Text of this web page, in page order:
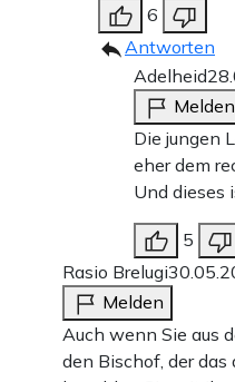
6
Antworten
Adelheid
Melden
Die jungen
eher dem
Und dieses
5
Rasio Brelugi
Melden
Auch wenn Sie aus
den Bischof, der